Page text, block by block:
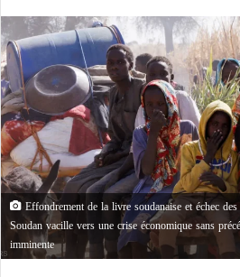
Effondrement de la livre soudanaise et échec
Soudan vacille vers une crise économique sans
imminente